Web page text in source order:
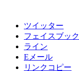
ツイッター
フェイスブック
ライン
Eメール
リンクコピー